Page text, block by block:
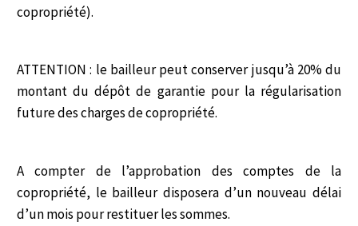
copropriété).
ATTENTION : le bailleur peut conserver jusqu’à 20% du
montant du dépôt de garantie pour la régularisation
future des charges de copropriété.
A compter de l’approbation des comptes de la
copropriété, le bailleur disposera d’un nouveau délai
d’un mois pour restituer les sommes.